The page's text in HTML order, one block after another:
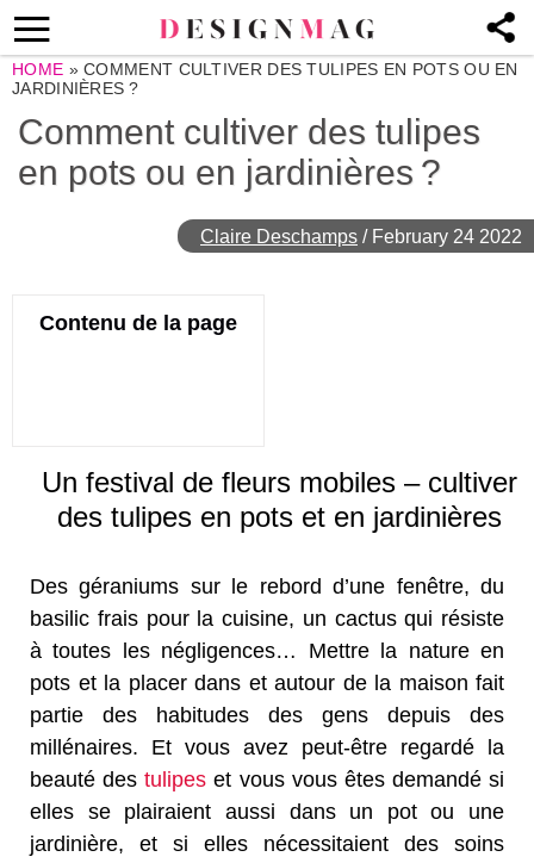
HOME »COMMENT CULTIVER DES TULIPES EN POTS OU EN
JARDINIÈRES ?
Comment cultiver des tulipes
en pots ou en jardinières ?
Claire Deschamps / February 24 2022
Contenu de la page
Un festival de fleurs mobiles – cultiver
des tulipes en pots et en jardinières
Des géraniums sur le rebord d’une fenêtre, du
basilic frais pour la cuisine, un cactus qui résiste
à toutes les négligences… Mettre la nature en
pots et la placer dans et autour de la maison fait
partie des habitudes des gens depuis des
millénaires. Et vous avez peut-être regardé la
beauté destulipes et vous vous êtes demandé si
elles se plairaient aussi dans un pot ou une
jardinière, et si elles nécessitaient des soins